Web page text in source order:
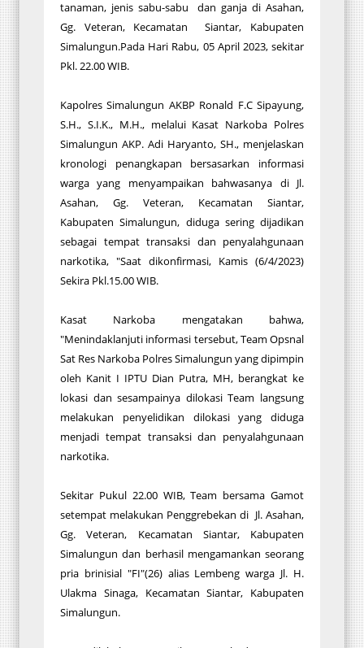
tanaman, jenis sabu-sabu dan ganja di Asahan,
Gg. Veteran, Kecamatan Siantar, Kabupaten
Simalungun.Pada Hari Rabu, 05 April 2023, sekitar
Pkl. 22.00 WIB.
Kapolres Simalungun AKBP Ronald F.C Sipayung,
S.H., S.I.K., M.H., melalui Kasat Narkoba Polres
Simalungun AKP. Adi Haryanto, SH., menjelaskan
kronologi penangkapan bersasarkan informasi
warga yang menyampaikan bahwasanya di Jl.
Asahan, Gg. Veteran, Kecamatan Siantar,
Kabupaten Simalungun, diduga sering dijadikan
sebagai tempat transaksi dan penyalahgunaan
narkotika, "Saat dikonfirmasi, Kamis (6/4/2023)
Sekira Pkl.15.00 WIB.
Kasat Narkoba mengatakan bahwa,
"Menindaklanjuti informasi tersebut, Team Opsnal
Sat Res Narkoba Polres Simalungun yang dipimpin
oleh Kanit I IPTU Dian Putra, MH, berangkat ke
lokasi dan sesampainya dilokasi Team langsung
melakukan penyelidikan dilokasi yang diduga
menjadi tempat transaksi dan penyalahgunaan
narkotika.
Sekitar Pukul 22.00 WIB, Team bersama Gamot
setempat melakukan Penggrebekan di Jl. Asahan,
Gg. Veteran, Kecamatan Siantar, Kabupaten
Simalungun dan berhasil mengamankan seorang
pria brinisial "FI"(26) alias Lembeng warga Jl. H.
Ulakma Sinaga, Kecamatan Siantar, Kabupaten
Simalungun.